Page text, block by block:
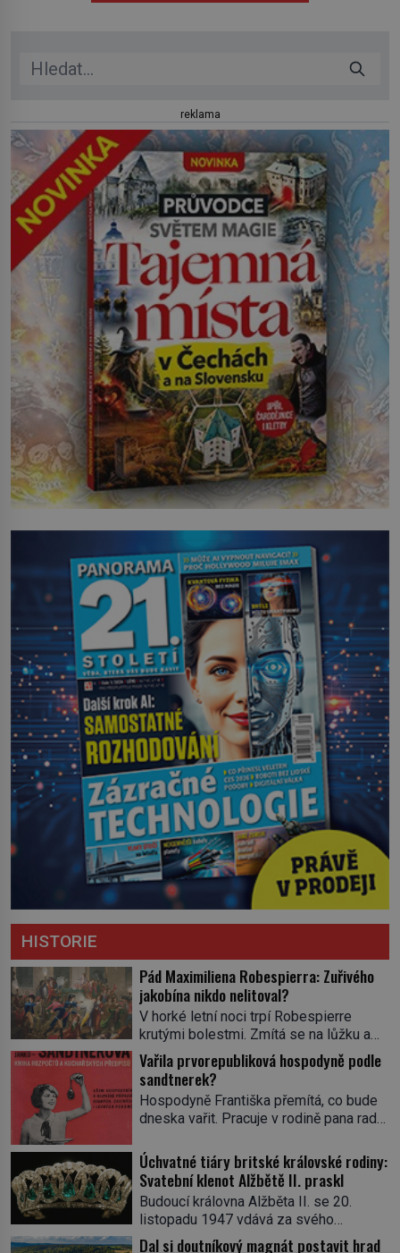
reklama
HISTORIE
Pád Maximiliena Robespierra: Zuřivého
jakobína nikdo nelitoval?
V horké letní noci trpí Robespierre
krutými bolestmi. Zmítá se na lůžku a
hlavou mu víří kolotoč myšlenek. Když
se probere z mdlob, vzpomene si na
jednu z pařížských jasnovidek, kterou
před lety navštívil. Prorokovala mu
tragický osud. Tehdy se jí vysmál.
prohlásil o něm jiný významný
francouzský revolucionář, Honoré de
Mirabeau […]
Vařila prvorepubliková hospodyně podle
sandtnerek?
Hospodyně Františka přemítá, co bude
dneska vařit. Pracuje v rodině pana rady
rychle v jedné ze „sandtnerek“.
„Zaplaťpánbůh, že už nemusíme chodit
s lístky,“ povzdechne si směrem ke
služce, kterou má v kuchyni k ruce.
Ještě v prvních letech nové republiky
fungoval kvůli nedostatku zboží
Úchvatné tiáry britské královské rodiny:
Svatební klenot Alžbětě II. praskl
Budoucí královna Alžběta II. se 20.
listopadu 1947 vdává za svého
vyvoleného Filipa Mountbattena. Aby
Dal si doutníkový magnát postavit hrad